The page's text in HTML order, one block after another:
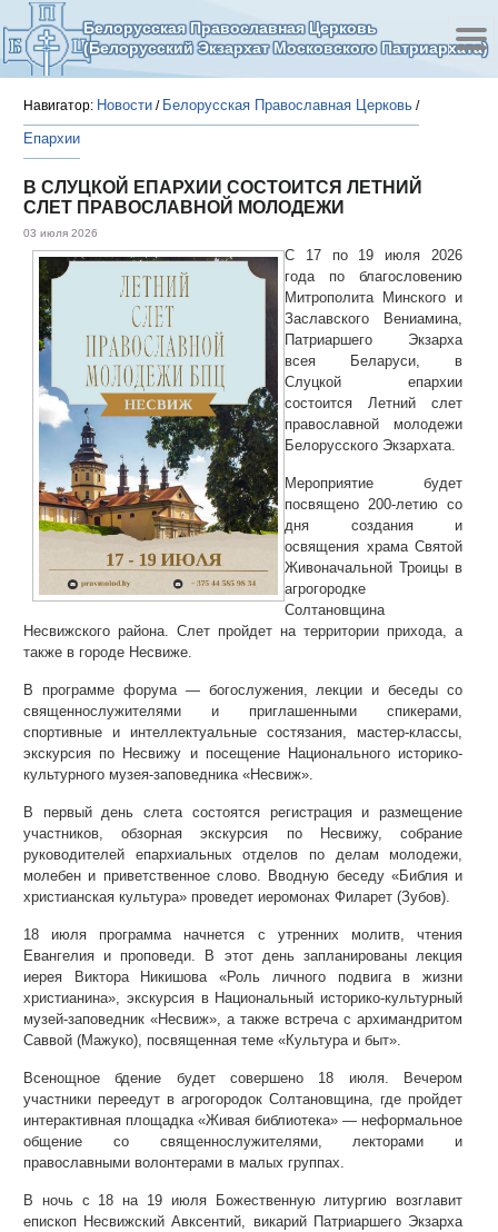
Белорусская Православная Церковь
(Белорусский Экзархат Московского Патриархата)
Навигатор: Новости / Белорусская Православная Церковь /
Епархии
В СЛУЦКОЙ ЕПАРХИИ СОСТОИТСЯ ЛЕТНИЙ
СЛЕТ ПРАВОСЛАВНОЙ МОЛОДЕЖИ
03 июля 2026
С 17 по 19 июля 2026
года по благословению
Митрополита Минского и
Заславского Вениамина,
Патриаршего Экзарха
всея Беларуси, в
Слуцкой епархии
состоится Летний слет
православной молодежи
Белорусского Экзархата.
Мероприятие будет
посвящено 200-летию со
дня создания и
освящения храма Святой
Живоначальной Троицы в
агрогородке
Солтановщина
Несвижского района. Слет пройдет на территории прихода, а
также в городе Несвиже.
В программе форума — богослужения, лекции и беседы со
священнослужителями и приглашенными спикерами,
спортивные и интеллектуальные состязания, мастер-классы,
экскурсия по Несвижу и посещение Национального историко-
культурного музея-заповедника «Несвиж».
В первый день слета состоятся регистрация и размещение
участников, обзорная экскурсия по Несвижу, собрание
руководителей епархиальных отделов по делам молодежи,
молебен и приветственное слово. Вводную беседу «Библия и
христианская культура» проведет иеромонах Филарет (Зубов).
18 июля программа начнется с утренних молитв, чтения
Евангелия и проповеди. В этот день запланированы лекция
иерея Виктора Никишова «Роль личного подвига в жизни
христианина», экскурсия в Национальный историко-культурный
музей-заповедник «Несвиж», а также встреча с архимандритом
Саввой (Мажуко), посвященная теме «Культура и быт».
Всенощное бдение будет совершено 18 июля. Вечером
участники переедут в агрогородок Солтановщина, где пройдет
интерактивная площадка «Живая библиотека» — неформальное
общение со священнослужителями, лекторами и
православными волонтерами в малых группах.
В ночь с 18 на 19 июля Божественную литургию возглавит
епископ Несвижский Авксентий, викарий Патриаршего Экзарха